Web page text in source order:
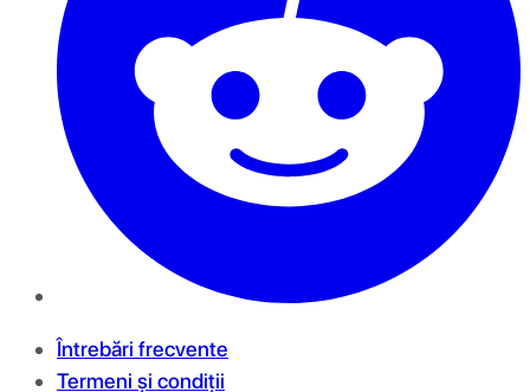
Întrebări frecvente
Termeni și condiții